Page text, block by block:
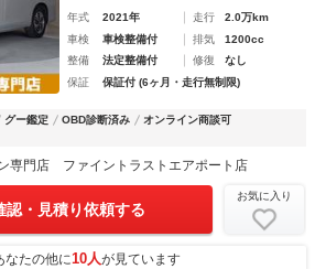
年式 2021年 走行
2.0万km
車検
車検整備付 排気
1200cc
整備
法定整備付 修復
なし
保証
保証付 (6ヶ月・走行無制限)
グー鑑定 OBD診断済み
オンライン商談可
専門店 ファイントラストエアポート店
認・見積り依頼する
お気に入り
なたの他に10人が見ています